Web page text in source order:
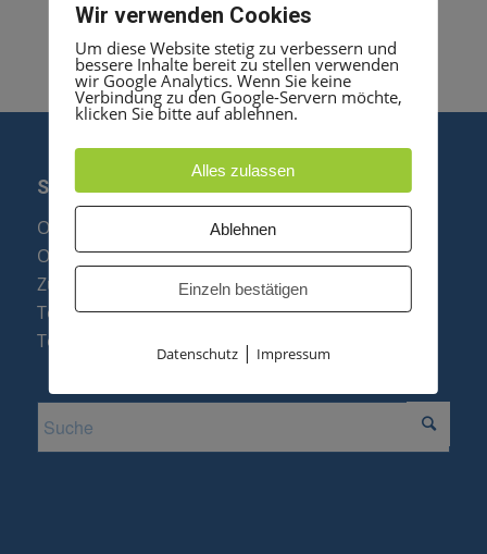
SERVICE
Optipoint Display Reparatur
Octophon F Display Reparatur
Zubehör & Ersatzteile
Telefonanlagen Optimierung
Telefonanlagen Erweiterung
Wir verwenden Cookies
Um diese Website stetig zu verbessern und
bessere Inhalte bereit zu stellen verwenden
wir Google Analytics. Wenn Sie keine
Verbindung zu den Google-Servern möchte,
klicken Sie bitte auf ablehnen.
Alles zulassen
Ablehnen
Einzeln bestätigen
Datenschutz| Impressum